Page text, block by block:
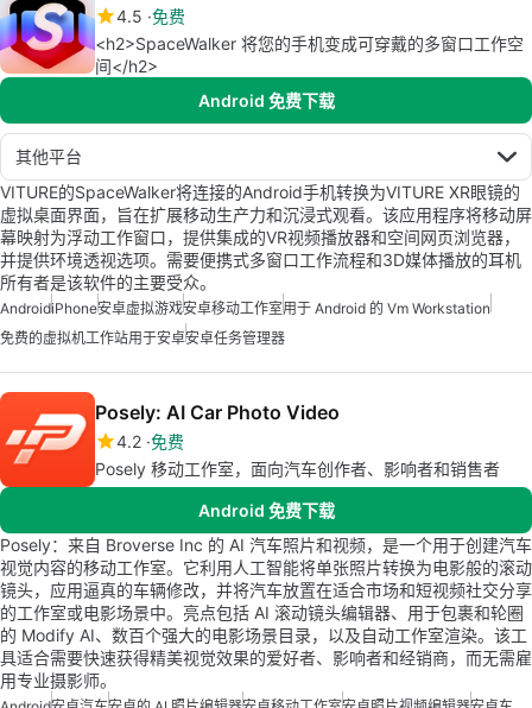
4.5 免费
<h2>SpaceWalker 将您的手机变成可穿戴的多窗口工作空
间</h2>
Android 免费下载
其他平台
VITURE的SpaceWalker将连接的Android手机转换为VITURE XR眼镜的
虚拟桌面界面，旨在扩展移动生产力和沉浸式观看。该应用程序将移动屏
幕映射为浮动工作窗口，提供集成的VR视频播放器和空间网页浏览器，
并提供环境透视选项。需要便携式多窗口工作流程和3D媒体播放的耳机
所有者是该软件的主要受众。
AndroidiPhone安卓虚拟游戏安卓移动工作室用于 Android 的 Vm Workstation
免费的虚拟机工作站用于安卓安卓任务管理器
Posely: AI Car Photo Video
4.2 免费
Posely 移动工作室，面向汽车创作者、影响者和销售者
Android 免费下载
Posely：来自 Broverse Inc 的 AI 汽车照片和视频，是一个用于创建汽车
视觉内容的移动工作室。它利用人工智能将单张照片转换为电影般的滚动
镜头，应用逼真的车辆修改，并将汽车放置在适合市场和短视频社交分享
的工作室或电影场景中。亮点包括 AI 滚动镜头编辑器、用于包裹和轮圈
的 Modify AI、数百个强大的电影场景目录，以及自动工作室渲染。该工
具适合需要快速获得精美视觉效果的爱好者、影响者和经销商，而无需雇
用专业摄影师。